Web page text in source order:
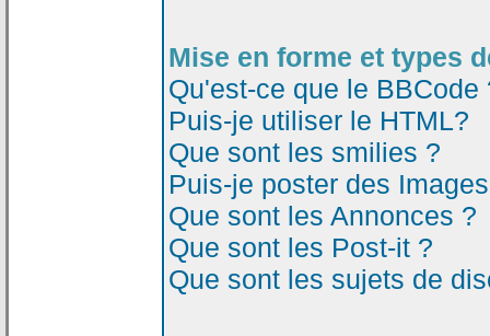
Mise en forme et types
Qu'est-ce que le BBCode
Puis-je utiliser le HTML?
Que sont les smilies ?
Puis-je poster des
Que sont les Annonces ?
Que sont les Post-it ?
Que sont les sujets de